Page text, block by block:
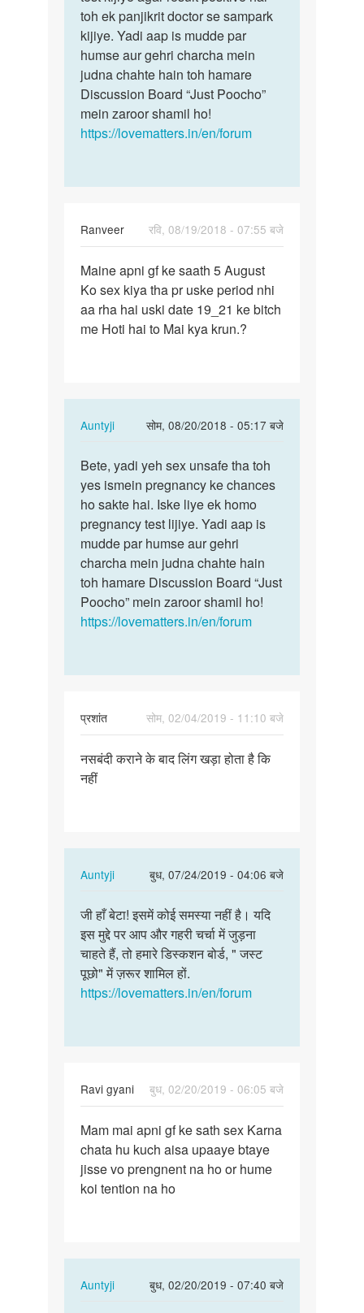
sex
hone
ke
bad
kya…
by
Rihan
nahi
kiya
jaa…
toh ek panjikrit doctor se sampark
kijiye. Yadi aap is mudde par
humse aur gehri charcha mein
judna chahte hain toh hamare
Discussion Board “Just Poocho”
mein zaroor shamil ho!
https://lovematters.in/en/forum
Ranveer
रवि, 08/19/2018 - 07:55 बजे
Maine
apni
gf
ke
Maine apni gf ke saath 5 August
Ko sex kiya tha pr uske period nhi
aa rha hai uski date 19_21 ke bitch
me Hoti hai to Mai kya krun.?
Auntyji
सोम, 08/20/2018 - 05:17 बजे
In
to
Maine
apni
gf
ke
saath
5…
by
Ranveer
Bete,
yadi
yeh
sex
unsafe…
Bete, yadi yeh sex unsafe tha toh
yes ismein pregnancy ke chances
ho sakte hai. Iske liye ek homo
pregnancy test lijiye. Yadi aap is
mudde par humse aur gehri
charcha mein judna chahte hain
toh hamare Discussion Board “Just
Poocho” mein zaroor shamil ho!
https://lovematters.in/en/forum
प्रशांत
सोम, 02/04/2019 - 11:10 बजे
नसबंदी
कराने
नसबंदी कराने के बाद लिंग खड़ा होता है कि
नहीं
Auntyji
बुध, 07/24/2019 - 04:06 बजे
In
to
नसबंदी
कराने
के
बाद
प्रशांत
जी
हाँ
बेटा!
इसमें
कोई…
जी हाँ बेटा! इसमें कोई समस्या नहीं है। यदि
इस मुद्दे पर आप और गहरी चर्चा में जुड़ना
चाहते हैं, तो हमारे डिस्कशन बोर्ड, " जस्ट
पूछो" में ज़रूर शामिल हों.
https://lovematters.in/en/forum
Ravi gyani
बुध, 02/20/2019 - 06:05 बजे
Mam
mai
apni
gf
Mam mai apni gf ke sath sex Karna
chata hu kuch aisa upaaye btaye
jisse vo prengnent na ho or hume
koi tention na ho
Auntyji
बुध, 02/20/2019 - 07:40 बजे
In